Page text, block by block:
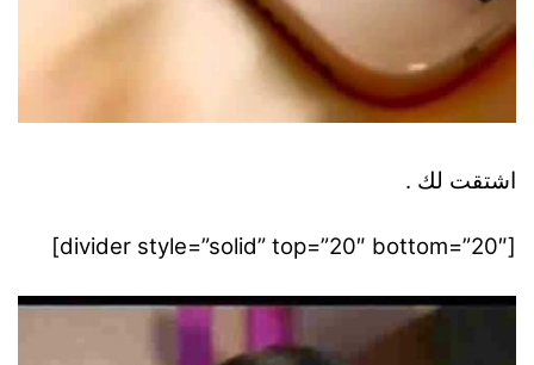
اشتقت لك .
[divider style=”solid” top=”20″ bottom=”20″]